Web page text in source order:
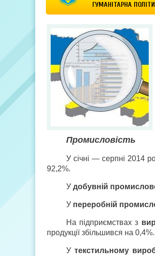
ГУМАНІТАРНА
Промисловість
У січні — серпні 2014
92,2%.
У добувній
У переробній
На підприємствах з
продукції збільшився на 0,4%.
У текстильному